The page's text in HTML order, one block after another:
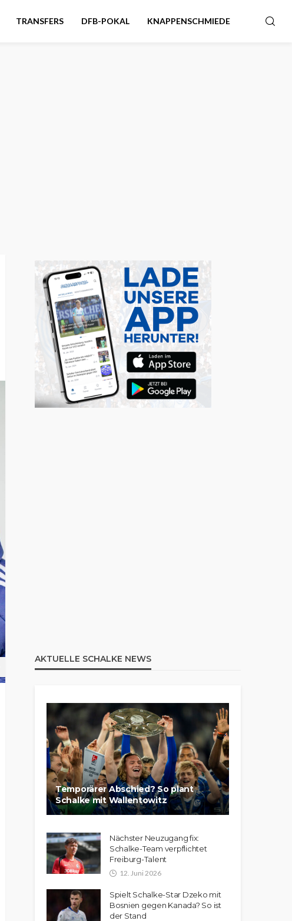
TRANSFERS DFB-POKAL KNAPPENSCHMIEDE
AKTUELLE SCHALKE NEWS
Temporärer Abschied? So plant
Schalke mit Wallentowitz
Nächster Neuzugang fix:
Schalke-Team verpflichtet
Freiburg-Talent
12. Juni 2026
Spielt Schalke-Star Dzeko mit
Bosnien gegen Kanada? So ist
der Stand